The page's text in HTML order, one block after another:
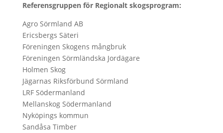
Referensgruppen för Regionalt skogsprogram:
Agro Sörmland AB
Ericsbergs Säteri
Föreningen Skogens mångbruk
Föreningen Sörmländska Jordägare
Holmen Skog
Jägarnas Riksförbund Sörmland
LRF Södermanland
Mellanskog Södermanland
Nyköpings kommun
Sandåsa Timber